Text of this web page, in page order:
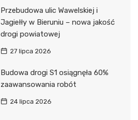
Przebudowa ulic Wawelskiej i
Jagiełły w Bieruniu – nowa jakość
drogi powiatowej
27 lipca 2026
Budowa drogi S1 osiągnęła 60%
zaawansowania robót
24 lipca 2026